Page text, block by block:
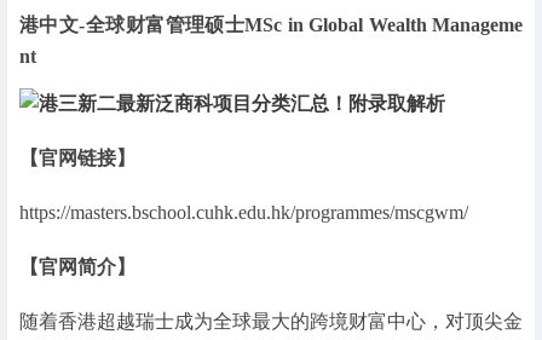
港中文-全球财富管理硕士MSc in Global Wealth Manageme
nt
【官网链接】
https://masters.bschool.cuhk.edu.hk/programmes/mscgwm/
【官网简介】
随着香港超越瑞士成为全球最大的跨境财富中心，对顶尖金